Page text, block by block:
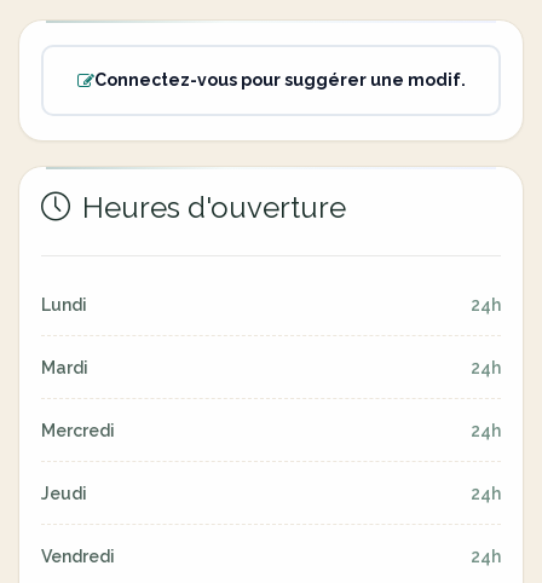
Connectez-vous pour suggérer une modif.
Heures d'ouverture
Lundi 24h
Mardi 24h
Mercredi 24h
Jeudi 24h
Vendredi 24h